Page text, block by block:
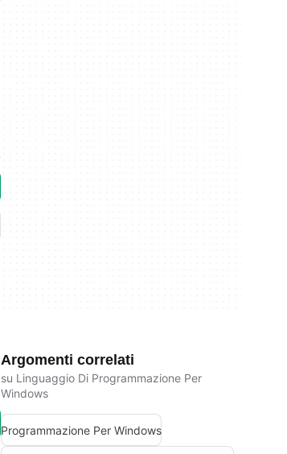
Argomenti correlati
su Linguaggio Di Programmazione Per
Windows
Programmazione Per Windows